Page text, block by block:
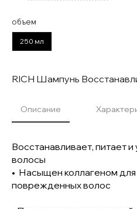
объем
250 мл
RICH Шампунь
Описание
Восстанавливает, питает
волосы
• Насыщен коллагеном для
поврежденных волос